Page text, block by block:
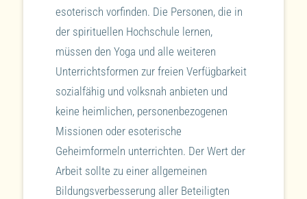
esoterisch vorfinden. Die Personen, die in
der spirituellen Hochschule lernen,
müssen den Yoga und alle weiteren
Unterrichtsformen zur freien Verfügbarkeit
sozialfähig und volksnah anbieten und
keine heimlichen, personenbezogenen
Missionen oder esoterische
Geheimformeln unterrichten. Der Wert der
Arbeit sollte zu einer allgemeinen
Bildungsverbesserung aller Beteiligten